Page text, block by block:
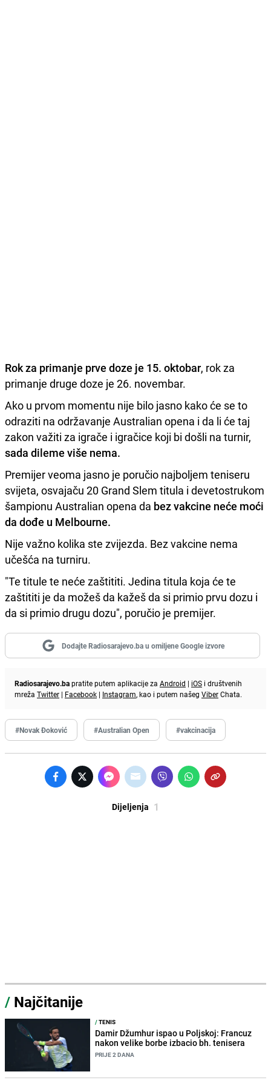
Rok za primanje prve doze je 15. oktobar, rok za
primanje druge doze je 26. novembar.
Ako u prvom momentu nije bilo jasno kako će se to
odraziti na održavanje Australian opena i da li će taj
zakon važiti za igrače i igračice koji bi došli na turnir,
sada dileme više nema.
Premijer veoma jasno je poručio najboljem teniseru
svijeta, osvajaču 20 Grand Slem titula i devetostrukom
šampionu Australian opena da bez vakcine neće moći
da dođe u Melbourne.
Nije važno kolika ste zvijezda. Bez vakcine nema
učešća na turniru.
"Te titule te neće zaštititi. Jedina titula koja će te
zaštititi je da možeš da kažeš da si primio prvu dozu i
da si primio drugu dozu", poručio je premijer.
Dodajte Radiosarajevo.ba u omiljene Google izvore
Radiosarajevo.bapratite putem aplikacije za Android | iOS i društvenih
mreža Twitter | Facebook | Instagram, kao i putem našeg ViberChata.
#Novak Đoković #Australian Open #vakcinacija
Dijeljenja 1
/ Najčitanije
/TENIS
Damir Džumhur ispao u Poljskoj: Francuz
nakon velike borbe izbacio bh. tenisera
PRIJE 2 DANA